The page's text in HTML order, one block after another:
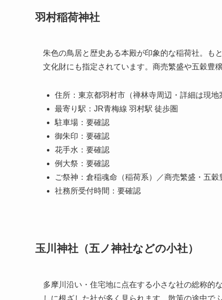
羽村稲荷神社
朱色の鳥居と歴史ある本殿が印象的な稲荷社。も
文化財にも指定されています。商売繁盛や五穀豊
住所：東京都羽村市（禅林寺周辺・詳細は現地
最寄り駅：JR青梅線 羽村駅 徒歩圏
駐車場：要確認
御朱印：要確認
花手水：要確認
例大祭：要確認
ご祭神：倉稲魂命（稲荷系）／商売繁盛・五穀
社務所受付時間：要確認
玉川神社（五ノ神社などの小社）
多摩川沿い・住宅地に点在する小さな社の総称的
しに根ざした社が多く見られます。散策の途中で